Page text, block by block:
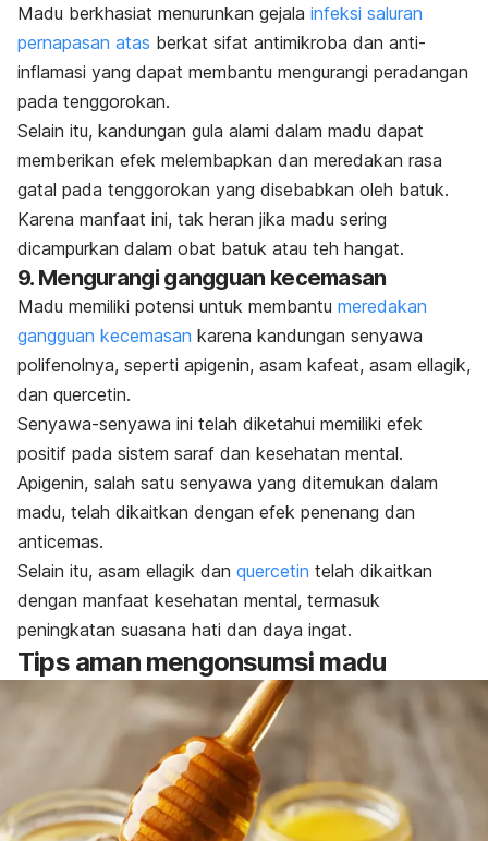
Madu berkhasiat menurunkan gejala infeksi saluran
pernapasan atas berkat sifat antimikroba dan anti-
inflamasi yang dapat membantu mengurangi peradangan
pada tenggorokan.
Selain itu, kandungan gula alami dalam madu dapat
memberikan efek melembapkan dan meredakan rasa
gatal pada tenggorokan yang disebabkan oleh batuk.
Karena manfaat ini, tak heran jika madu sering
dicampurkan dalam obat batuk atau teh hangat.
9. Mengurangi gangguan kecemasan
Madu memiliki potensi untuk membantu meredakan
gangguan kecemasan karena kandungan senyawa
polifenolnya, seperti apigenin, asam kafeat, asam ellagik,
dan quercetin.
Senyawa-senyawa ini telah diketahui memiliki efek
positif pada sistem saraf dan kesehatan mental.
Apigenin, salah satu senyawa yang ditemukan dalam
madu, telah dikaitkan dengan efek penenang dan
anticemas.
Selain itu, asam ellagik dan quercetin telah dikaitkan
dengan manfaat kesehatan mental, termasuk
peningkatan suasana hati dan daya ingat.
Tips aman mengonsumsi madu